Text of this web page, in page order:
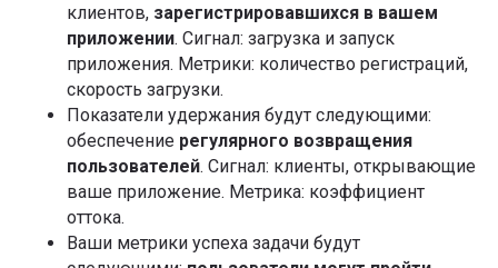
клиентов, зарегистрировавшихся в вашем
приложении. Сигнал: загрузка и запуск
приложения. Метрики: количество регистраций,
скорость загрузки.
Показатели удержания будут следующими:
обеспечение регулярного возвращения
пользователей. Сигнал: клиенты, открывающие
ваше приложение. Метрика: коэффициент
оттока.
Ваши метрики успеха задачи будут
Систематизируйте знания, получите реальный рост
бизнес-метрик, проработайте или создайте свой
+7